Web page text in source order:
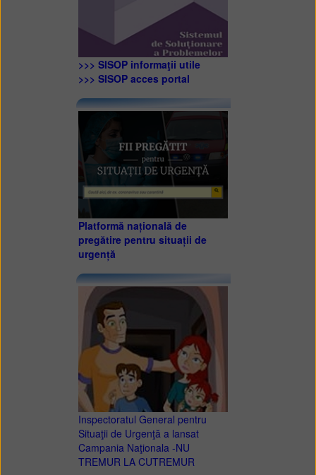
>>> SISOP informaţii utile
>>> SISOP acces portal
Platformă națională de
pregătire pentru situații de
urgență
Inspectoratul General pentru
Situaţii de Urgenţă a lansat
Campania Naţionala -NU
TREMUR LA CUTREMUR